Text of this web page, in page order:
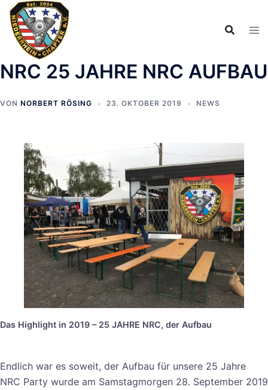
Zum
Inhalt
springen
NRC 25 JAHRE NRC AUFBAU
VON NORBERT RÖSING 23. OKTOBER 2019 NEWS
Das Highlight in 2019 – 25 JAHRE NRC, der Aufbau
Endlich war es soweit, der Aufbau für unsere 25 Jahre
NRC Party wurde am Samstagmorgen 28. September 2019